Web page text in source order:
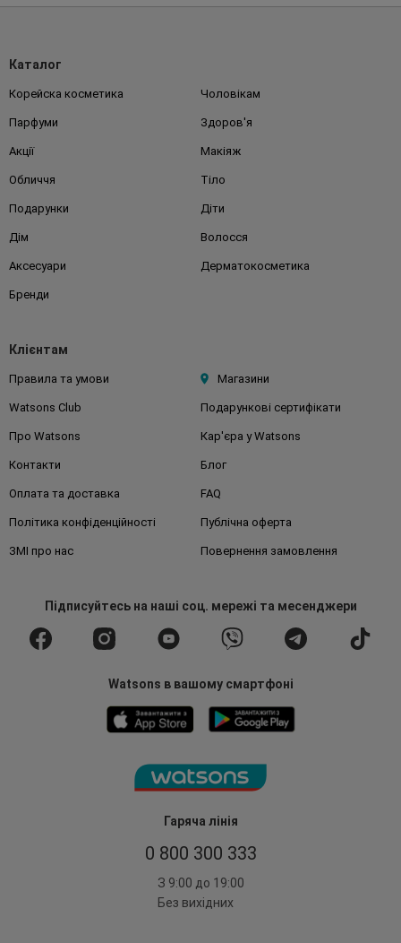
Гаряча лінія
0 800 300 333
З 9:00 до 19:00
Без вихідних
Каталог
Корейска косметика Чоловікам
Парфуми Здоров'я
Акції Макіяж
Обличчя Тіло
Подарунки Діти
Дім Волосся
Аксесуари Дерматокосметика
Бренди
Клієнтам
Правила та умови Магазини
Watsons Club Подарункові сертифікати
Про Watsons Кар'єра у Watsons
Контакти Блог
Оплата та доставка FAQ
Політика конфіденційності Публічна оферта
ЗМІ про нас Повернення замовлення
Підписуйтесьна наші соц. мережі та месенджери
Watsons в вашому смартфоні